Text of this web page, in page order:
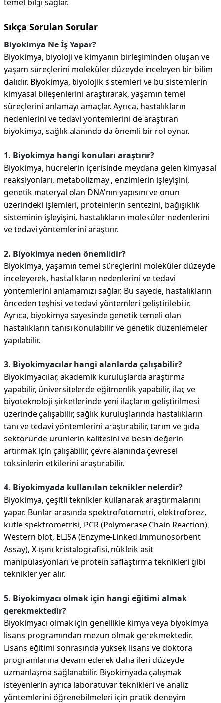
temel bilgi sağlar.
Sıkça Sorulan Sorular
Biyokimya Ne İş Yapar?
Biyokimya, biyoloji ve kimyanın birleşiminden oluşan ve
yaşam süreçlerini moleküler düzeyde inceleyen bir bilim
dalıdır. Biyokimya, biyolojik sistemleri ve bu sistemlerin
kimyasal bileşenlerini araştırarak, yaşamın temel
süreçlerini anlamayı amaçlar. Ayrıca, hastalıkların
nedenlerini ve tedavi yöntemlerini de araştıran
biyokimya, sağlık alanında da önemli bir rol oynar.
1. Biyokimya hangi konuları araştırır?
Biyokimya, hücrelerin içerisinde meydana gelen kimyasal
reaksiyonları, metabolizmayı, enzimlerin işleyişini,
genetik materyal olan DNA'nın yapısını ve onun
üzerindeki işlemleri, proteinlerin sentezini, bağışıklık
sisteminin işleyişini, hastalıkların moleküler nedenlerini
ve tedavi yöntemlerini araştırır.
2. Biyokimya neden önemlidir?
Biyokimya, yaşamın temel süreçlerini moleküler düzeyde
inceleyerek, hastalıkların nedenlerini ve tedavi
yöntemlerini anlamamızı sağlar. Bu sayede, hastalıkların
önceden teşhisi ve tedavi yöntemleri geliştirilebilir.
Ayrıca, biyokimya sayesinde genetik temeli olan
hastalıkların tanısı konulabilir ve genetik düzenlemeler
yapılabilir.
3. Biyokimyacılar hangi alanlarda çalışabilir?
Biyokimyacılar, akademik kuruluşlarda araştırma
yapabilir, üniversitelerde eğitmenlik yapabilir, ilaç ve
biyoteknoloji şirketlerinde yeni ilaçların geliştirilmesi
üzerinde çalışabilir, sağlık kuruluşlarında hastalıkların
tanı ve tedavi yöntemlerini araştırabilir, tarım ve gıda
sektöründe ürünlerin kalitesini ve besin değerini
artırmak için çalışabilir, çevre alanında çevresel
toksinlerin etkilerini araştırabilir.
4. Biyokimyada kullanılan teknikler nelerdir?
Biyokimya, çeşitli teknikler kullanarak araştırmalarını
yapar. Bunlar arasında spektrofotometri, elektroforez,
kütle spektrometrisi, PCR (Polymerase Chain Reaction),
Western blot, ELISA (Enzyme-Linked Immunosorbent
Assay), X-ışını kristalografisi, nükleik asit
manipülasyonları ve protein saflaştırma teknikleri gibi
teknikler yer alır.
5. Biyokimyacı olmak için hangi eğitimi almak
gerekmektedir?
Biyokimyacı olmak için genellikle kimya veya biyokimya
lisans programından mezun olmak gerekmektedir.
Lisans eğitimi sonrasında yüksek lisans ve doktora
programlarına devam ederek daha ileri düzeyde
uzmanlaşma sağlanabilir. Biyokimyada çalışmak
isteyenlerin ayrıca laboratuvar teknikleri ve analiz
yöntemlerini öğrenebilmeleri için pratik deneyim